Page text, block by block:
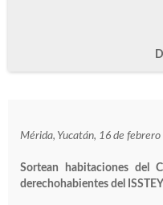
Mérida, Yucatán, 16 de
Sortean habitaciones del
derechohabientes del ISSTEY